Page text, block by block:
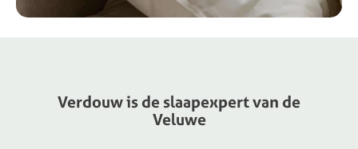
Verdouwis de slaapexpertvan de
Veluwe